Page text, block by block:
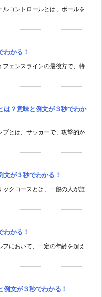
ルコントロールとは、ボールを
わかる！
フェンスラインの最後方で、特
は？意味と例文が３秒でわか
ブとは、サッカーで、攻撃的か
文が３秒でわかる！
ックコースとは、一般の人が誰
わかる！
フにおいて、一定の年齢を超え
例文が３秒でわかる！